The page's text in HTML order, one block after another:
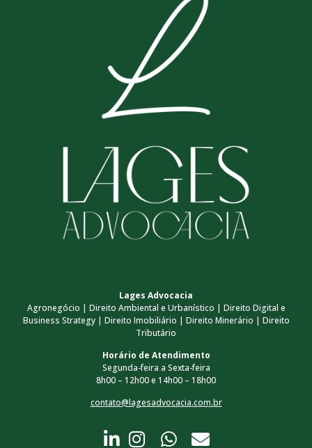
Lages Advocacia
Agronegócio | Direito Ambiental e Urbanístico | Direito Digital e
Business Strategy | Direito Imobiliário | Direito Minerário | Direito
Tributário
Horário de Atendimento
Segunda-feira a Sexta-feira
8h00 – 12h00 e 14h00 – 18h00
contato@lagesadvocacia.com.br